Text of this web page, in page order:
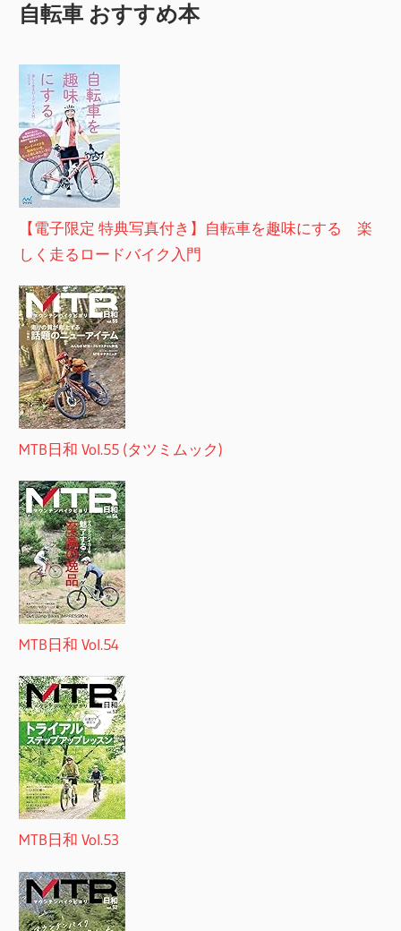
自転車 おすすめ本
【電子限定 特典写真付き】自転車を趣味にする 楽
しく走るロードバイク入門
MTB日和 Vol.55 (タツミムック)
MTB日和 Vol.54
MTB日和 Vol.53